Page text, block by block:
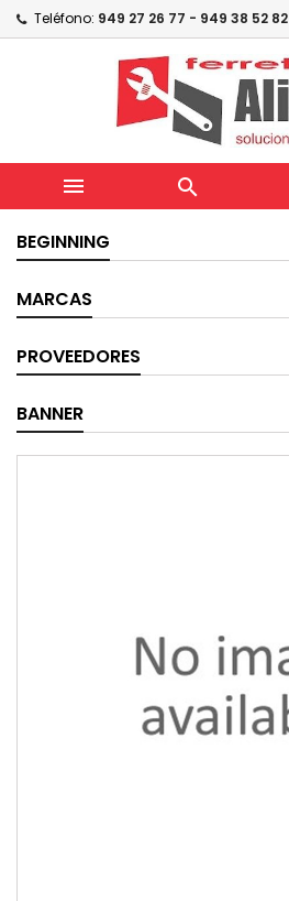
Teléfono: 949 27 26 77 - 949 38 52 82
 
BEGINNING
MARCAS
PROVEEDORES
BANNER